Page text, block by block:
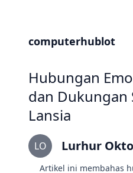
computerhublot
Hubungan
dan Dukungan
Lansia
LO Lurhur
Artikel ini membahas